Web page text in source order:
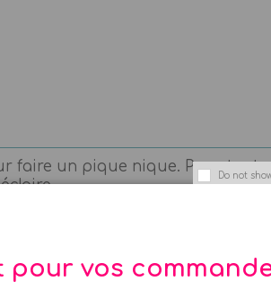
Do not
pour vos
un pique nique. Pour